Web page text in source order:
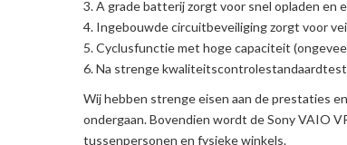
A grade batterij zorgt voor snel opladen en
Ingebouwde circuitbeveiliging zorgt voor
Cyclusfunctie met hoge capaciteit
Na strenge
Wij hebben strenge eisen aan de prestaties
ondergaan. Bovendien wordt deSony VAIO
tussenpersonen en fysieke winkels.